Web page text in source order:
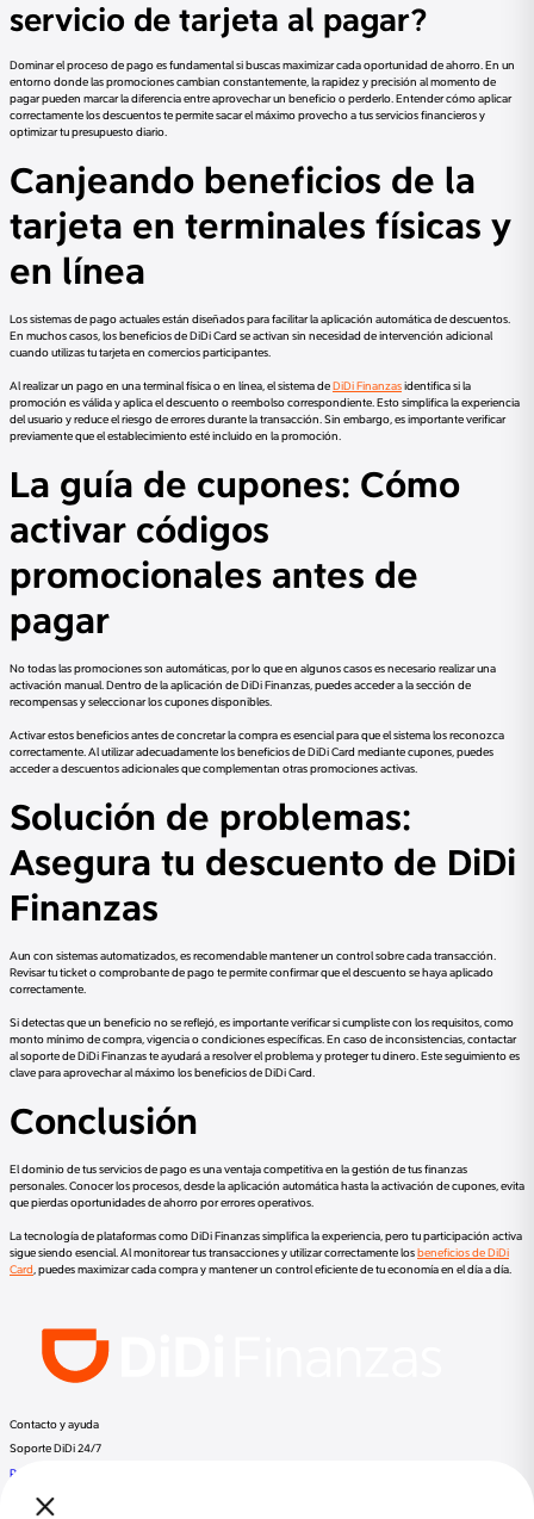
servicio de tarjeta al pagar?
Dominar el proceso de pago es fundamental si buscas maximizar cada oportunidad de ahorro. En un
entorno donde las promociones cambian constantemente, la rapidez y precisión al momento de
pagar pueden marcar la diferencia entre aprovechar un beneficio o perderlo. Entender cómo aplicar
correctamente los descuentos te permite sacar el máximo provecho a tus servicios financieros y
optimizar tu presupuesto diario.
Canjeando beneficios de la
tarjeta en terminales físicas y
en línea
Los sistemas de pago actuales están diseñados para facilitar la aplicación automática de descuentos.
En muchos casos, los beneficios de DiDi Card se activan sin necesidad de intervención adicional
cuando utilizas tu tarjeta en comercios participantes.
Al realizar un pago en una terminal física o en línea, el sistema de DiDi Finanzasidentifica si la
promoción es válida y aplica el descuento o reembolso correspondiente. Esto simplifica la experiencia
del usuario y reduce el riesgo de errores durante la transacción. Sin embargo, es importante verificar
previamente que el establecimiento esté incluido en la promoción.
La guía de cupones: Cómo
activar códigos
promocionales antes de
pagar
No todas las promociones son automáticas, por lo que en algunos casos es necesario realizar una
activación manual. Dentro de la aplicación de DiDi Finanzas, puedes acceder a la sección de
recompensas y seleccionar los cupones disponibles.
Activar estos beneficios antes de concretar la compra es esencial para que el sistema los reconozca
correctamente. Al utilizar adecuadamente los beneficios de DiDi Card mediante cupones, puedes
acceder a descuentos adicionales que complementan otras promociones activas.
Solución de problemas:
Asegura tu descuento de DiDi
Finanzas
Aun con sistemas automatizados, es recomendable mantener un control sobre cada transacción.
Revisar tu ticket o comprobante de pago te permite confirmar que el descuento se haya aplicado
correctamente.
Si detectas que un beneficio no se reflejó, es importante verificar si cumpliste con los requisitos, como
monto mínimo de compra, vigencia o condiciones específicas. En caso de inconsistencias, contactar
al soporte de DiDi Finanzas te ayudará a resolver el problema y proteger tu dinero. Este seguimiento es
clave para aprovechar al máximo los beneficios de DiDi Card.
Conclusión
El dominio de tus servicios de pago es una ventaja competitiva en la gestión de tus finanzas
personales. Conocer los procesos, desde la aplicación automática hasta la activación de cupones, evita
que pierdas oportunidades de ahorro por errores operativos.
La tecnología de plataformas como DiDi Finanzas simplifica la experiencia, pero tu participación activa
sigue siendo esencial. Al monitorear tus transacciones y utilizar correctamente los beneficios de DiDi
Card, puedes maximizar cada compra y mantener un control eficiente de tu economía en el día a día.
Contacto y ayuda
Soporte DiDi 24/7
Preguntas frecuentes
Llama a DiDi Finance al: